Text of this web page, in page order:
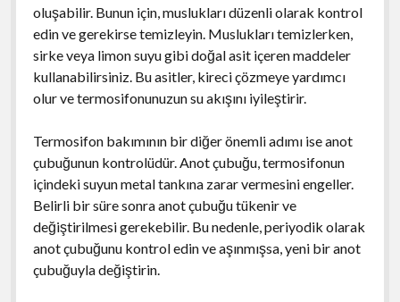
oluşabilir. Bunun için, muslukları düzenli olarak kontrol
edin ve gerekirse temizleyin. Muslukları temizlerken,
sirke veya limon suyu gibi doğal asit içeren maddeler
kullanabilirsiniz. Bu asitler, kireci çözmeye yardımcı
olur ve termosifonunuzun su akışını iyileştirir.
Termosifon bakımının bir diğer önemli adımı ise anot
çubuğunun kontrolüdür. Anot çubuğu, termosifonun
içindeki suyun metal tankına zarar vermesini engeller.
Belirli bir süre sonra anot çubuğu tükenir ve
değiştirilmesi gerekebilir. Bu nedenle, periyodik olarak
anot çubuğunu kontrol edin ve aşınmışsa, yeni bir anot
çubuğuyla değiştirin.